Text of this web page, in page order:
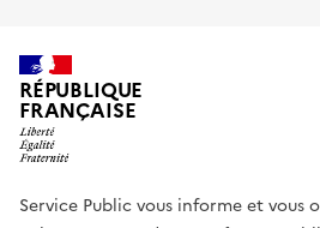
RÉPUBLIQUE
FRANÇAISE
Service Public vous informe et vous